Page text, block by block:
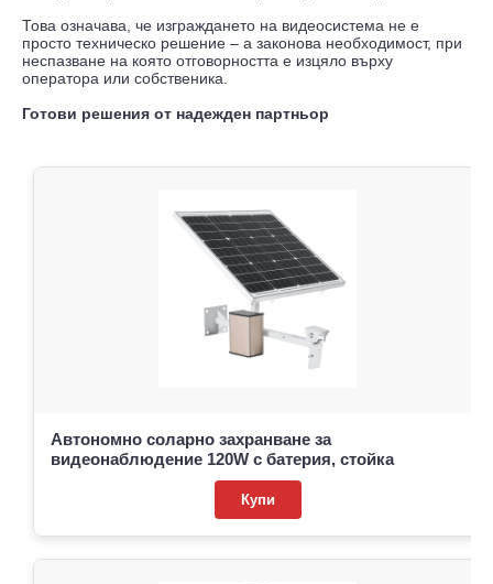
Това означава, че изграждането на видеосистема не е
просто техническо решение – а законова необходимост, при
неспазване на която отговорността е изцяло върху
оператора или собственика.
Готови решения от надежден партньор
Автономно соларно захранване за
видеонаблюдение 120W с батерия, стойка
Купи